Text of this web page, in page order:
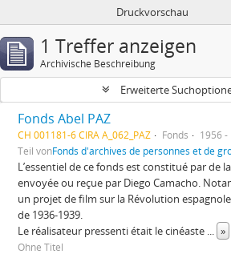
Druckvorschau
1 Treffer anzeigen
Archivische Beschreibung
Erweiterte
Fonds Abel PAZ
CH 001181-6 CIRA A_062_PAZ Fonds
1956 -
Teil vonFonds d'archives de personnes et de
L’essentiel de ce fonds est constitué par de
envoyée ou reçue par Diego Camacho.
un projet de film sur la Révolution espagnole
de 1936-1939.
Le réalisateur pressenti était le cinéaste ... »
Ohne Titel